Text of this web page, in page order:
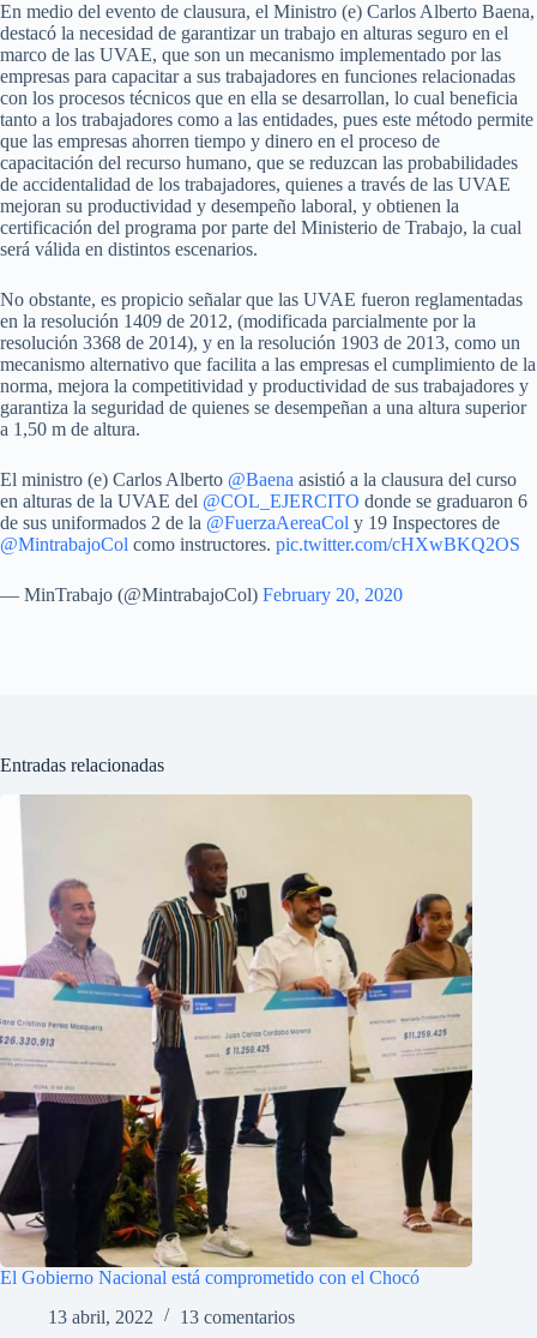
En medio del evento de clausura, el Ministro (e) Carlos Alberto Baena,
destacó la necesidad de garantizar un trabajo en alturas seguro en el
marco de las UVAE, que son un mecanismo implementado por las
empresas para capacitar a sus trabajadores en funciones relacionadas
con los procesos técnicos que en ella se desarrollan, lo cual beneficia
tanto a los trabajadores como a las entidades, pues este método permite
que las empresas ahorren tiempo y dinero en el proceso de
capacitación del recurso humano, que se reduzcan las probabilidades
de accidentalidad de los trabajadores, quienes a través de las UVAE
mejoran su productividad y desempeño laboral, y obtienen la
certificación del programa por parte del Ministerio de Trabajo, la cual
será válida en distintos escenarios.
No obstante, es propicio señalar que las UVAE fueron reglamentadas
en la resolución 1409 de 2012, (modificada parcialmente por la
resolución 3368 de 2014), y en la resolución 1903 de 2013, como un
mecanismo alternativo que facilita a las empresas el cumplimiento de la
norma, mejora la competitividad y productividad de sus trabajadores y
garantiza la seguridad de quienes se desempeñan a una altura superior
a 1,50 m de altura.
El ministro (e) Carlos Alberto @Baena asistió a la clausura del curso
en alturas de la UVAE del @COL_EJERCITO donde se graduaron 6
de sus uniformados 2 de la @FuerzaAereaCol y 19 Inspectores de
@MintrabajoCol como instructores. pic.twitter.com/cHXwBKQ2OS
— MinTrabajo (@MintrabajoCol) February 20, 2020
Entradas relacionadas
El Gobierno Nacional está comprometido con el Chocó
13 abril, 2022
13 comentarios